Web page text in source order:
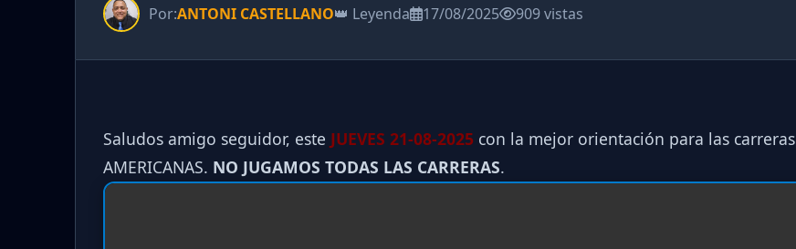
Por:ANTONI CASTELLANO👑 Leyenda 17/08/2025 909 vistas
Saludos amigo seguidor, este JUEVES 21-08-2025 con la mejor orientación para las carreras
AMERICANAS. NO JUGAMOS TODAS LAS CARRERAS.